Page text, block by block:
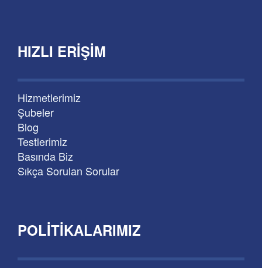
HIZLI ERIŞIM
Hizmetlerimiz
Şubeler
Blog
Testlerimiz
Basında Biz
Sıkça Sorulan Sorular
POLITIKALARIMIZ